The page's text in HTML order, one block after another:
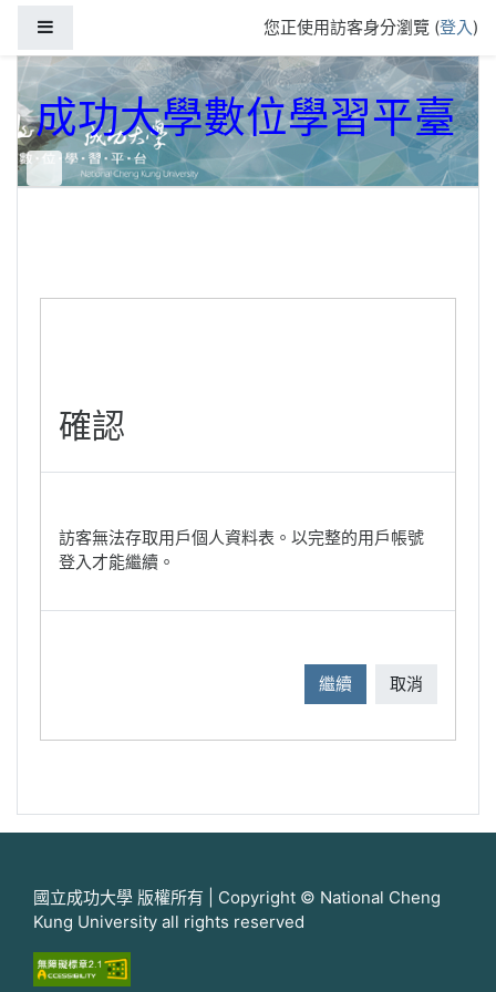
您正使用訪客身分瀏覽 (登入)
成功大學數位學習平臺
確認
訪客無法存取用戶個人資料表。以完整的用戶帳號
登入才能繼續。
繼續 取消
國立成功大學 版權所有 | Copyright © National Cheng
Kung University all rights reserved